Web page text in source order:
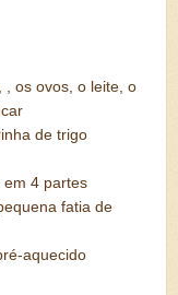
, os ovos, o leite, o
de trigo
em 4 partes
fatia de
aquecido